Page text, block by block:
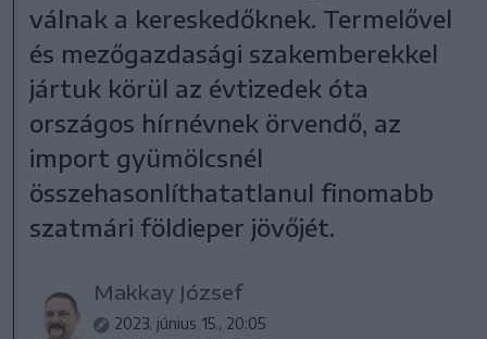
válnak a kereskedőknek. Termelővel
és mezőgazdasági szakemberekkel
jártuk körül az évtizedek óta
országos hírnévnek örvendő, az
import gyümölcsnél
összehasonlíthatatlanul finomabb
szatmári földieper jövőjét.
Makkay József
2023. június 15., 20:05